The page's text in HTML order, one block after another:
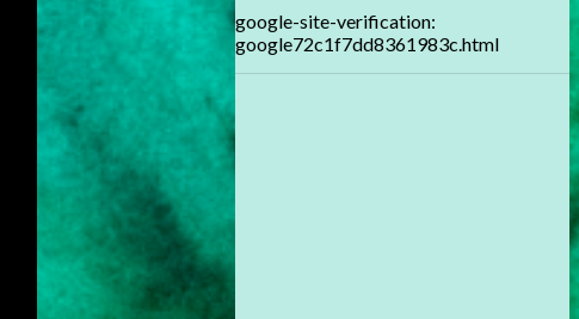
google-site-verification:
google72c1f7dd8361983c.html